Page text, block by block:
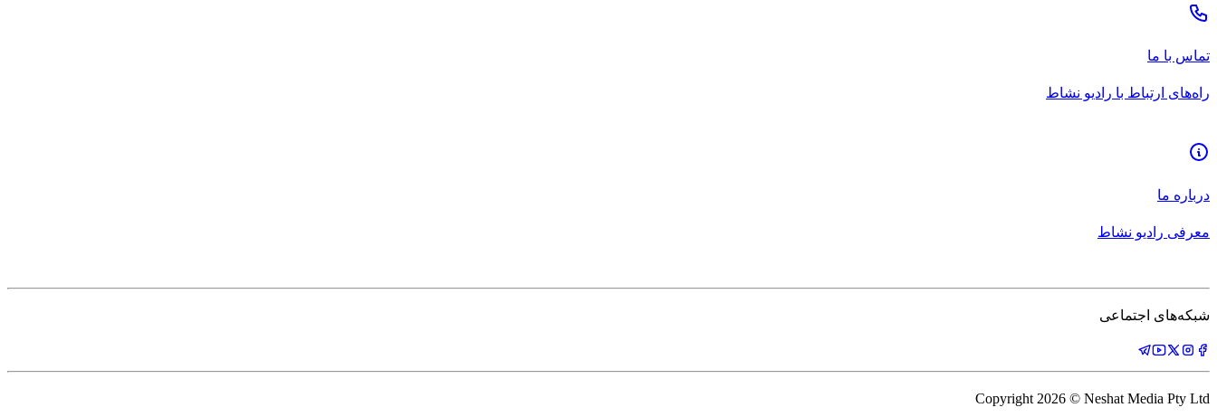
تماس با ما
راه‌های ارتباط با رادیو نشاط
درباره ما
معرفی رادیو نشاط
شبکه‌های اجتماعی
Copyright 2026 © Neshat Media Pty Ltd